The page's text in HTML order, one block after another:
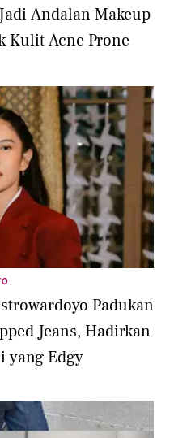
Andalan Makeup
Kulit Acne Prone
Padukan
Jeans, Hadirkan
yang Edgy